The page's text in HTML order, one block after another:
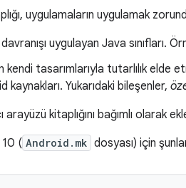
uygulamaların uygulamak
uygulayan Java sınıfları.
kendi tasarımlarıyla tutarlılık elde
kaynakları. Yukarıdaki bileşenler,
arayüzü kitaplığını bağımlı olarak
( Android.mk dosyası) için